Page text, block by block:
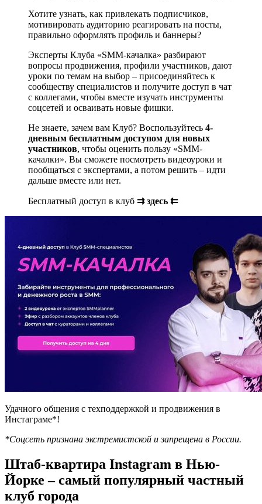
Хотите узнать, как привлекать подписчиков,
мотивировать аудиторию реагировать на посты,
правильно оформлять профиль и баннеры?
Эксперты Клуба «SMM-качалка» разбирают
вопросы продвижения, профили участников, дают
уроки по темам на выбор – присоединяйтесь к
сообществу специалистов и получите доступ в чат
с коллегами, чтобы вместе изучать инструменты
соцсетей и осваивать новые фишки.
Не знаете, зачем вам Клуб? Воспользуйтесь 4-
дневным бесплатным доступом для новых
участников, чтобы оценить пользу «SMM-
качалки». Вы сможете посмотреть видеоуроки и
пообщаться с экспертами, а потом решить – идти
дальше вместе или нет.
Бесплатный доступ в клуб ⇉ здесь ⇇
Удачного общения с техподдержкой и продвижения в
Инстаграме*!
*Соцсеть признана экстремистской и запрещена в России.
Штаб-квартира Instagram в Нью-
Йорке – самый популярный частный
клуб города